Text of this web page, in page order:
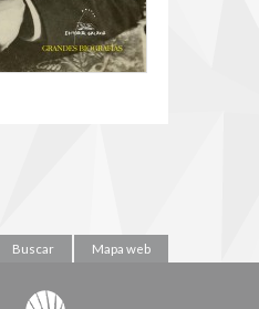
Buscar Mapa web